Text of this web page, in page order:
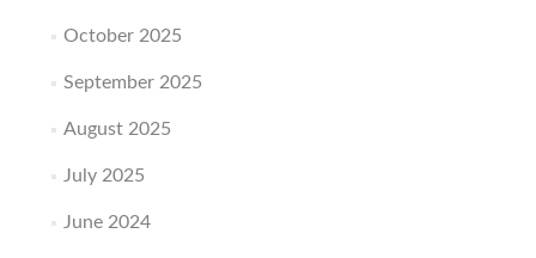
October 2025
September 2025
August 2025
July 2025
June 2024